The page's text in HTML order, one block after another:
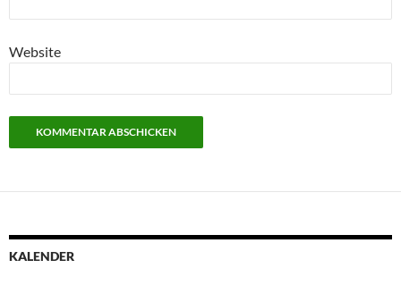
Website
KALENDER